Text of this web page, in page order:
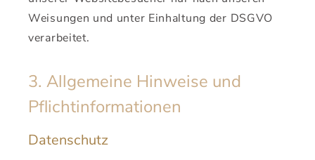
Weisungen und unter Einhaltung der DSGVO
verarbeitet.
3. Allgemeine Hinweise und
Pflicht­informationen
Datenschutz